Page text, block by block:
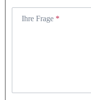
Ihre Frage